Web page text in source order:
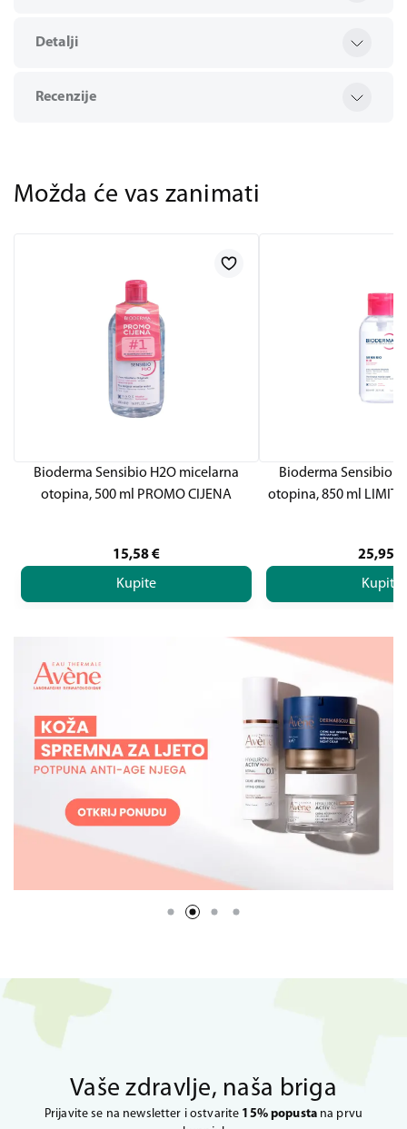
Detalji
Recenzije
Možda će vas zanimati
Bioderma Sensibio H2O micelarna
otopina, 500 ml PROMO CIJENA
15,58€
Kupite
Bioderma Sensibio
otopina, 850 ml
25,95
Kupite
Vaše zdravlje, naša briga
Prijavite se na newsletter i ostvarite 15% popustana prvu